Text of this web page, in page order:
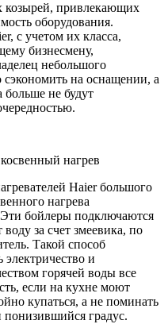
козырей, привлекающих
оборудования.
с учетом их класса,
бизнесмену,
небольшого
сэкономить на оснащении, а
больше не будут
нагрев
Haier большого
нагрева
бойлеры подключаются
за счет змеевика, по
Такой способ
электричество и
горячей воды все
если на кухне моют
купаться, а не поминать
градус.